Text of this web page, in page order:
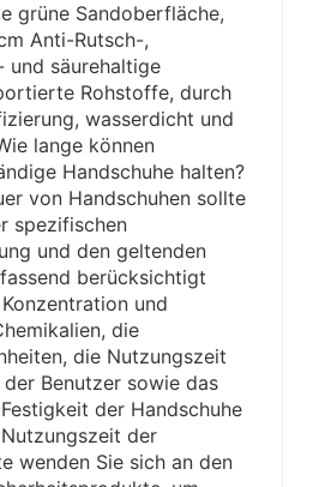
grüne Sandoberfläche,
Anti-Rutsch-,
und säurehaltige
Rohstoffe, durch
wasserdicht und
lange können
Handschuhe halten?
von Handschuhen sollte
spezifischen
und den geltenden
berücksichtigt
und
die
die Nutzungszeit
Benutzer sowie das
der Handschuhe
der
wenden Sie sich an den